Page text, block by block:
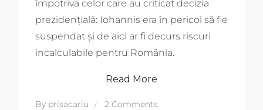
împotriva celor care au criticat decizia
prezidențială: Iohannis era în pericol să fie
suspendat și de aici ar fi decurs riscuri
incalculabile pentru România.
Read More
By prisacariu
2 Comments